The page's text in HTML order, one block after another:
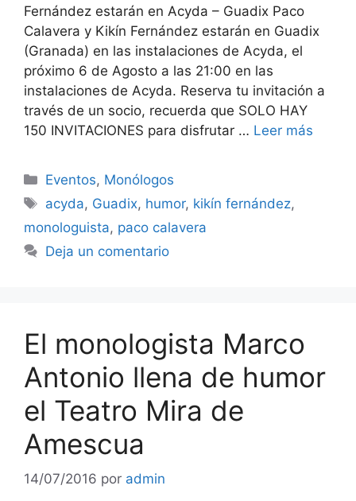
Fernández estarán en Acyda – Guadix Paco
Calavera y Kikín Fernández estarán en Guadix
(Granada) en las instalaciones de Acyda, el
próximo 6 de Agosto a las 21:00 en las
instalaciones de Acyda. Reserva tu invitación a
través de un socio, recuerda que SOLO HAY
150 INVITACIONES para disfrutar … Leer más
Categorías
Eventos, Monólogos
Etiquetas
acyda, Guadix, humor, kikín fernández,
monologuista, paco calavera
Deja un comentario
El monologista Marco
Antonio llena de humor
el Teatro Mira de
Amescua
14/07/2016 por admin